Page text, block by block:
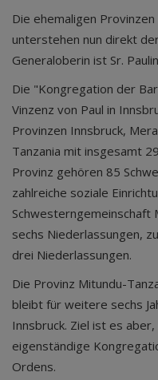
Die ehemaligen
unterstehen nun direkt
Generaloberin ist Sr.
Die "Kongregation der
Vinzenz von Paul in
Provinzen Innsbruck,
Tanzania mit insgesamt
Provinz gehören 85
zahlreiche soziale
Schwesterngemeinschaft
sechs Niederlassungen,
drei Niederlassungen.
Die Provinz Mitundu-
bleibt für weitere sechs
Innsbruck. Ziel ist es
eigenständige
Ordens.